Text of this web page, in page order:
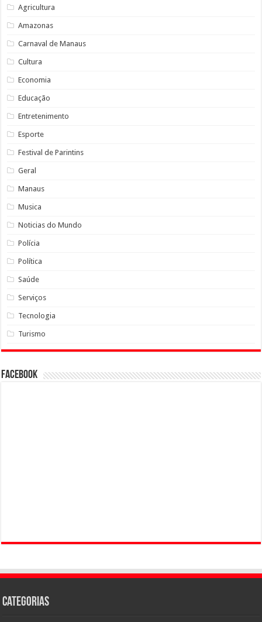
Agricultura
Amazonas
Carnaval de Manaus
Cultura
Economia
Educação
Entretenimento
Esporte
Festival de Parintins
Geral
Manaus
Musica
Noticias do Mundo
Polícia
Política
Saúde
Serviços
Tecnologia
Turismo
Facebook
Categorias